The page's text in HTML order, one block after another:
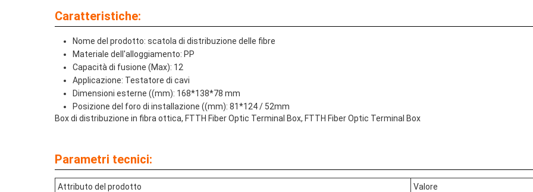
Caratteristiche:
Nome del prodotto: scatola di distribuzione delle fibre
Materiale dell'alloggiamento: PP
Capacità di fusione (Max): 12
Applicazione: Testatore di cavi
Dimensioni esterne ((mm): 168*138*78 mm
Posizione del foro di installazione ((mm): 81*124 / 52mm
Box di distribuzione in fibra ottica, FTTH Fiber Optic Terminal Box, FTTH Fiber Optic Terminal Box
Parametri tecnici:
Attributo del prodotto
Valore